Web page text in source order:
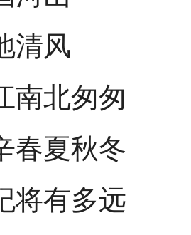
清风
南北匆匆
春夏秋冬
将有多远